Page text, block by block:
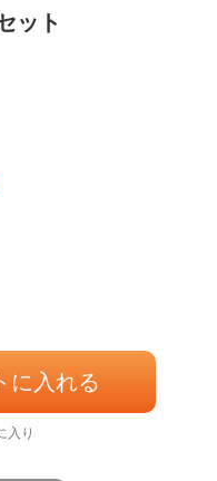
ット
に入れる
入り